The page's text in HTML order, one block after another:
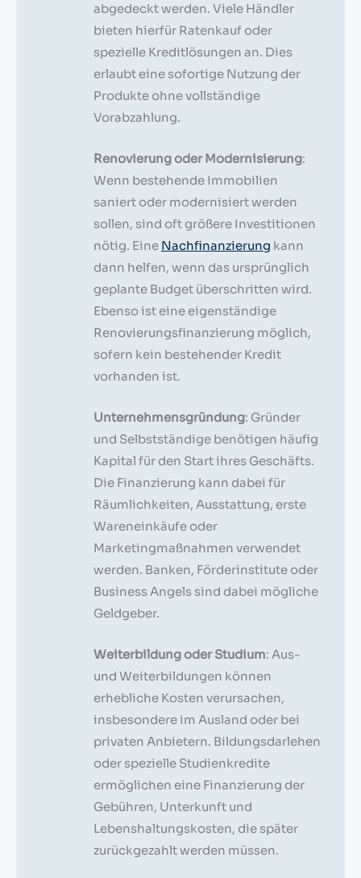
abgedeckt werden. Viele Händler
bieten hierfür Ratenkauf oder
spezielle Kreditlösungen an. Dies
erlaubt eine sofortige Nutzung der
Produkte ohne vollständige
Vorabzahlung.
Renovierung oder Modernisierung:
Wenn bestehende Immobilien
saniert oder modernisiert werden
sollen, sind oft größere Investitionen
nötig. Eine Nachfinanzierung kann
dann helfen, wenn das ursprünglich
geplante Budget überschritten wird.
Ebenso ist eine eigenständige
Renovierungsfinanzierung möglich,
sofern kein bestehender Kredit
vorhanden ist.
Unternehmensgründung: Gründer
und Selbstständige benötigen häufig
Kapital für den Start ihres Geschäfts.
Die Finanzierung kann dabei für
Räumlichkeiten, Ausstattung, erste
Wareneinkäufe oder
Marketingmaßnahmen verwendet
werden. Banken, Förderinstitute oder
Business Angels sind dabei mögliche
Geldgeber.
Weiterbildung oder Studium: Aus-
und Weiterbildungen können
erhebliche Kosten verursachen,
insbesondere im Ausland oder bei
privaten Anbietern. Bildungsdarlehen
oder spezielle Studienkredite
ermöglichen eine Finanzierung der
Gebühren, Unterkunft und
Lebenshaltungskosten, die später
zurückgezahlt werden müssen.